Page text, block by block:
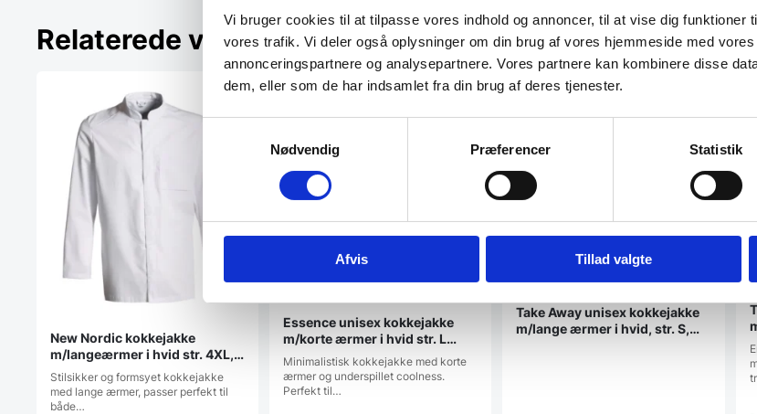
Vi bruger cookies til at tilpasse vores indhold og annoncer, til at vise dig funktioner
vores trafik. Vi deler også oplysninger om din brug af vores hjemmeside med
annonceringspartnere og analysepartnere. Vores partnere kan kombinere disse
dem, eller som de har indsamlet fra din brug af deres tjenester.
Nødvendig
Præferencer Statistik
Afvis Tillad valgte
Relaterede varer
New Nordic kokkejakke
m/langeærmer i hvid str. 4XL,
Nybo
Stilsikker og formsyet kokkejakke
med lange ærmer, passer perfekt til
både…
Essence unisex kokkejakke
m/korte ærmer i hvid str. L
(upcycled materiale), Nybo
Minimalistisk kokkejakke med korte
ærmer og underspillet coolness.
Perfekt til…
Take Away unisex kokkejakke
m/lange ærmer i hvid, str. S,